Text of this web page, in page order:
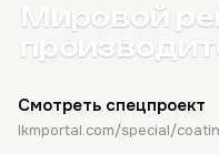
Мировой
Смотреть спецпроект
lkmportal.com/special/